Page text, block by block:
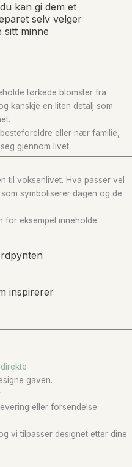
kan gi dem et
selv velger
sitt minne
tørkede blomster fra
kanskje en liten detalj som
besteforeldre eller nær familie,
gjennom livet.
til voksenlivet. Hva passer vel
symboliserer dagen og de
for eksempel inneholde:
inspirerer
gaven.
eller forsendelse.
vi tilpasser designet etter dine